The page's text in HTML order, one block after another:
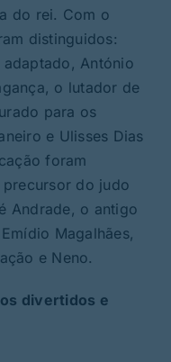
do rei. Com o
distinguidos:
António
o lutador de
para os
e Ulisses Dias
foram
do judo
Andrade, o antigo
Magalhães,
e Neno.
divertidos e